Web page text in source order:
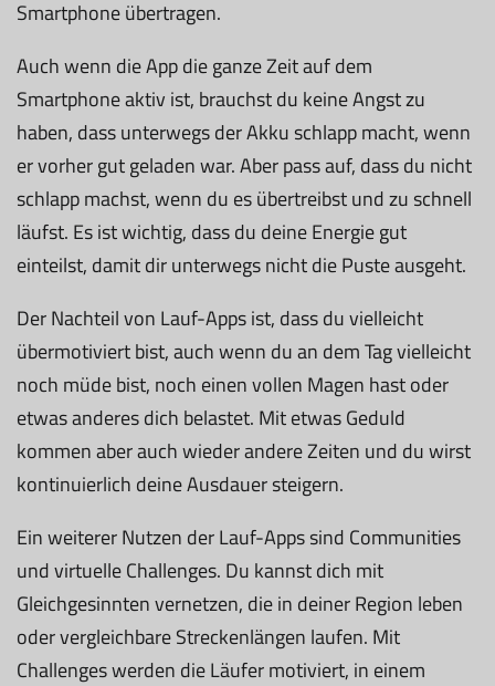
Smartphone übertragen.
Auch wenn die App die ganze Zeit auf dem
Smartphone aktiv ist, brauchst du keine Angst zu
haben, dass unterwegs der Akku schlapp macht, wenn
er vorher gut geladen war. Aber pass auf, dass du nicht
schlapp machst, wenn du es übertreibst und zu schnell
läufst. Es ist wichtig, dass du deine Energie gut
einteilst, damit dir unterwegs nicht die Puste ausgeht.
Der Nachteil von Lauf-Apps ist, dass du vielleicht
übermotiviert bist, auch wenn du an dem Tag vielleicht
noch müde bist, noch einen vollen Magen hast oder
etwas anderes dich belastet. Mit etwas Geduld
kommen aber auch wieder andere Zeiten und du wirst
kontinuierlich deine Ausdauer steigern.
Ein weiterer Nutzen der Lauf-Apps sind Communities
und virtuelle Challenges. Du kannst dich mit
Gleichgesinnten vernetzen, die in deiner Region leben
oder vergleichbare Streckenlängen laufen. Mit
Challenges werden die Läufer motiviert, in einem